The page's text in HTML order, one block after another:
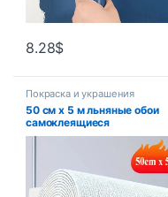
8.28$
Покраска и украшения
50 см x 5 м льняные обои
самоклеящиеся
водонепроницаемые
съемные обои для спальни